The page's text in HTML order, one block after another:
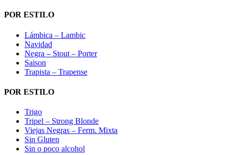
POR ESTILO
Lámbica – Lambic
Navidad
Negra – Stout – Porter
Saison
Trapista – Trapense
POR ESTILO
Trigo
Tripel – Strong Blonde
Viejas Negras – Ferm. Mixta
Sin Gluten
Sin o poco alcohol